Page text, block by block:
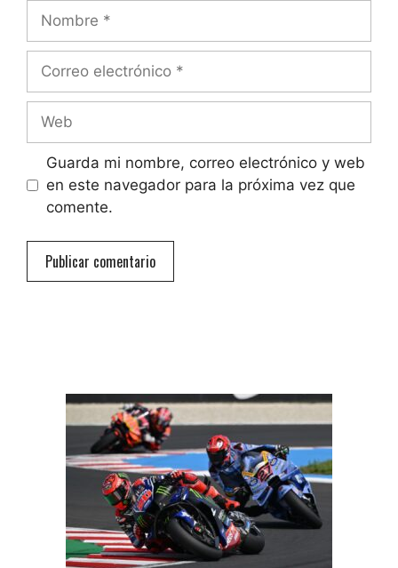
electrónico
Guarda mi nombre, correo electrónico y web
en este navegador para la próxima vez que
comente.